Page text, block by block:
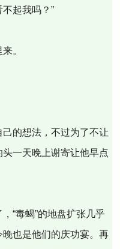
起我吗？”
。
的想法，不过为了不让
一天晚上谢寄让他早点
“毒蝎”的地盘扩张几乎
也是他们的庆功宴。再